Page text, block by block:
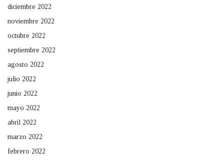
diciembre 2022
noviembre 2022
octubre 2022
septiembre 2022
agosto 2022
julio 2022
junio 2022
mayo 2022
abril 2022
marzo 2022
febrero 2022